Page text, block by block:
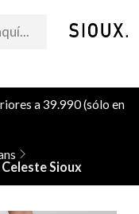
a 39.990 (sólo en
Sioux